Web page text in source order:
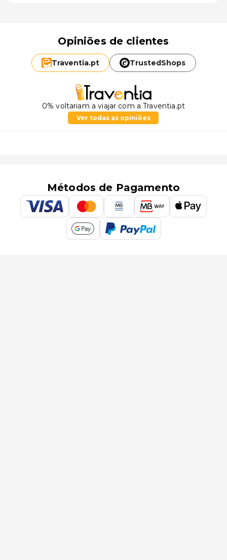
Opiniões de clientes
Traventia.pt TrustedShops
0% voltariam a viajar com a Traventia.pt
Ver todas as opiniões
Métodos de Pagamento